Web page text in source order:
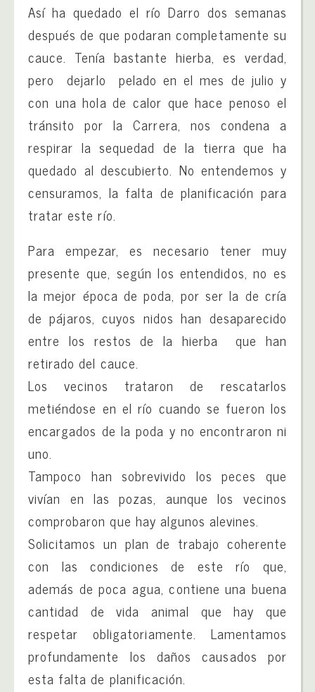
Así ha quedado el río Darro dos semanas
después de que podaran completamente su
cauce. Tenía bastante hierba, es verdad,
pero dejarlo pelado en el mes de julio y
con una hola de calor que hace penoso el
tránsito por la Carrera, nos condena a
respirar la sequedad de la tierra que ha
quedado al descubierto. No entendemos y
censuramos, la falta de planificación para
tratar este río.
Para empezar, es necesario tener muy
presente que, según los entendidos, no es
la mejor época de poda, por ser la de cría
de pájaros, cuyos nidos han desaparecido
entre los restos de la hierba que han
retirado del cauce.
Los vecinos trataron de rescatarlos
metiéndose en el río cuando se fueron los
encargados de la poda y no encontraron ni
uno.
Tampoco han sobrevivido los peces que
vivían en las pozas, aunque los vecinos
comprobaron que hay algunos alevines.
Solicitamos un plan de trabajo coherente
con las condiciones de este río que,
además de poca agua, contiene una buena
cantidad de vida animal que hay que
respetar obligatoriamente. Lamentamos
profundamente los daños causados por
esta falta de planificación.